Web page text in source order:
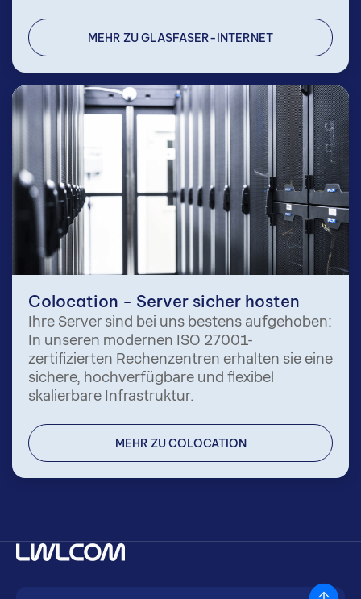
MEHR ZU GLASFASER-INTERNET
Colocation - Server sicher hosten
Ihre Server sind bei uns bestens aufgehoben:
In unseren modernen ISO 27001-
zertifizierten Rechenzentren erhalten sie eine
sichere, hochverfügbare und flexibel
skalierbare Infrastruktur.
MEHR ZU COLOCATION